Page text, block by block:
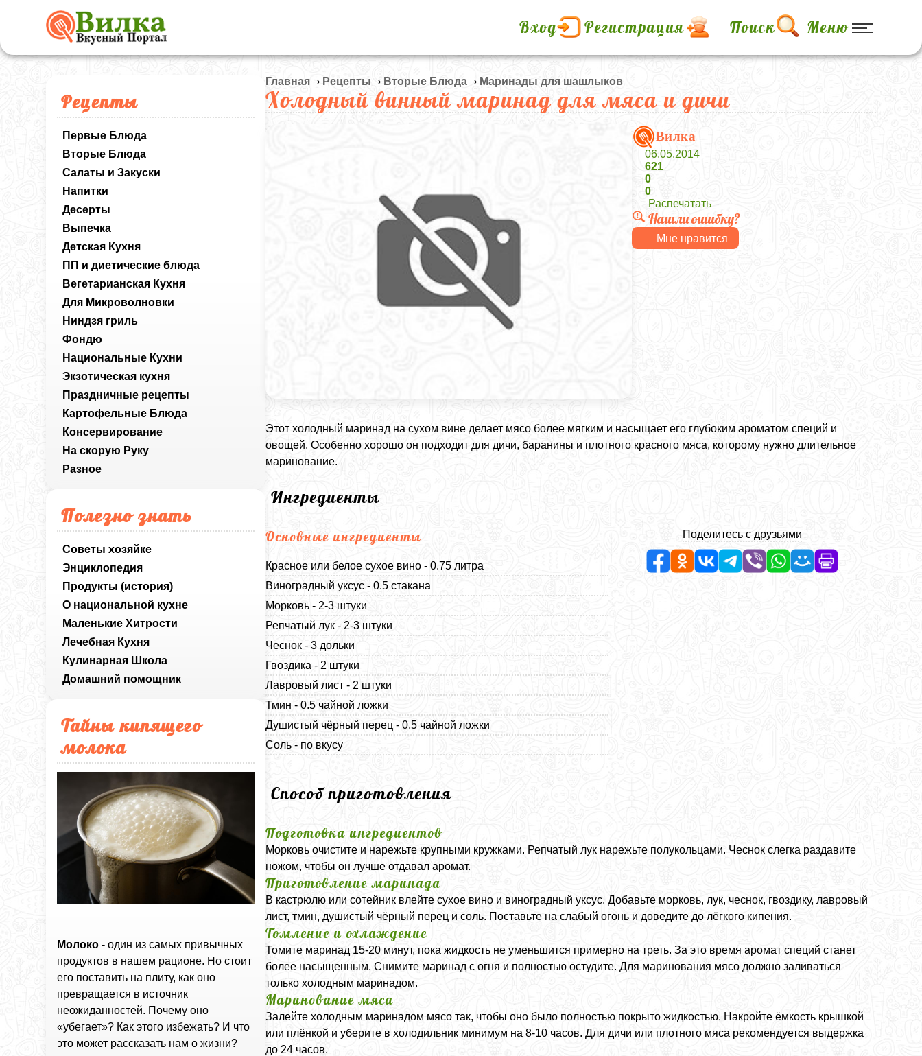
Вход Регистрация Поиск Меню
Рецепты
Первые Блюда
Вторые Блюда
Салаты и Закуски
Напитки
Десерты
Выпечка
Детская Кухня
ПП и диетические блюда
Вегетарианская Кухня
Для Микроволновки
Ниндзя гриль
Фондю
Национальные Кухни
Экзотическая кухня
Праздничные рецепты
Картофельные Блюда
Консервирование
На скорую Руку
Разное
Полезно знать
Советы хозяйке
Энциклопедия
Продукты (история)
О национальной кухне
Маленькие Хитрости
Лечебная Кухня
Кулинарная Школа
Домашний помощник
Тайны кипящего
молока
Молоко - один из самых привычных
продуктов в нашем рационе. Но стоит
его поставить на плиту, как оно
превращается в источник
неожиданностей. Почему оно
«убегает»? Как этого избежать? И что
это может рассказать нам о жизни?
Главная › Рецепты › Вторые Блюда › Маринады для шашлыков
Холодный винный маринад для мяса и дичи
Вилка
06.05.2014
621
0
0
Распечатать
Нашли ошибку?
Мне нравится
Этот холодный маринад на сухом вине делает мясо более мягким и насыщает его глубоким ароматом специй и
овощей. Особенно хорошо он подходит для дичи, баранины и плотного красного мяса, которому нужно длительное
маринование.
Ингредиенты
Основные ингредиенты
Красное или белое сухое вино - 0.75 литра
Виноградный уксус - 0.5 стакана
Морковь - 2-3 штуки
Репчатый лук - 2-3 штуки
Чеснок - 3 дольки
Гвоздика - 2 штуки
Лавровый лист - 2 штуки
Тмин - 0.5 чайной ложки
Душистый чёрный перец - 0.5 чайной ложки
Соль - по вкусу
Поделитесь с друзьями
Способ приготовления
Подготовка ингредиентов
Морковь очистите и нарежьте крупными кружками. Репчатый лук нарежьте полукольцами. Чеснок слегка раздавите
ножом, чтобы он лучше отдавал аромат.
Приготовление маринада
В кастрюлю или сотейник влейте сухое вино и виноградный уксус. Добавьте морковь, лук, чеснок, гвоздику, лавровый
лист, тмин, душистый чёрный перец и соль. Поставьте на слабый огонь и доведите до лёгкого кипения.
Томление и охлаждение
Томите маринад 15-20 минут, пока жидкость не уменьшится примерно на треть. За это время аромат специй станет
более насыщенным. Снимите маринад с огня и полностью остудите. Для маринования мясо должно заливаться
только холодным маринадом.
Маринование мяса
Залейте холодным маринадом мясо так, чтобы оно было полностью покрыто жидкостью. Накройте ёмкость крышкой
или плёнкой и уберите в холодильник минимум на 8-10 часов. Для дичи или плотного мяса рекомендуется выдержка
до 24 часов.